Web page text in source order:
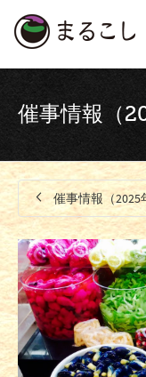
催事情報（
催事情報（2025